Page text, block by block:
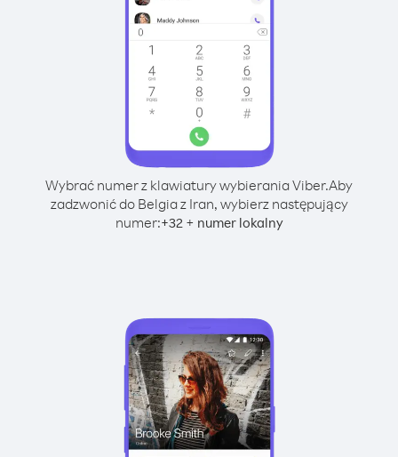
Wybrać numer z klawiatury wybierania Viber.Aby
zadzwonić do Belgia z Iran, wybierz następujący
numer:+32+ numer lokalny